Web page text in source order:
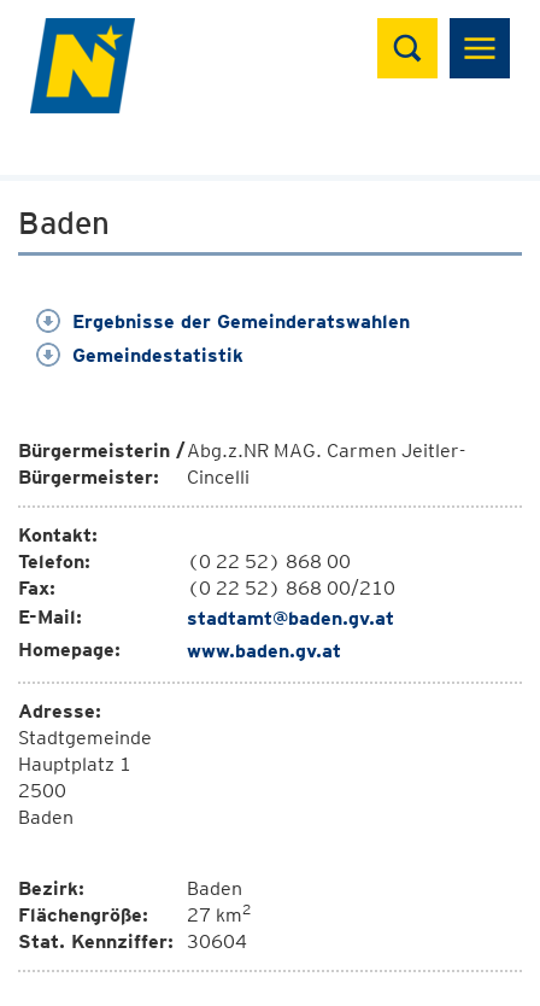
Suchen
Baden
Ergebnisse der Gemeinderatswahlen
Gemeindestatistik
Bürgermeisterin /
Bürgermeister:
Abg.z.NR MAG. Carmen Jeitler-
Cincelli
Kontakt:
Telefon:
(0 22 52) 868 00
Fax:
(0 22 52) 868 00/210
E-Mail:
stadtamt@baden.gv.at
Homepage:
www.baden.gv.at
Adresse:
Stadtgemeinde
Hauptplatz 1
2500
Baden
Bezirk:
Baden
Flächengröße:
27 km2
Stat. Kennziffer: 30604